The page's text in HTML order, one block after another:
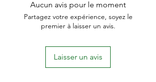
Aucun avis pour le moment
Partagez votre expérience, soyez le
premier à laisser un avis.
Laisser un avis